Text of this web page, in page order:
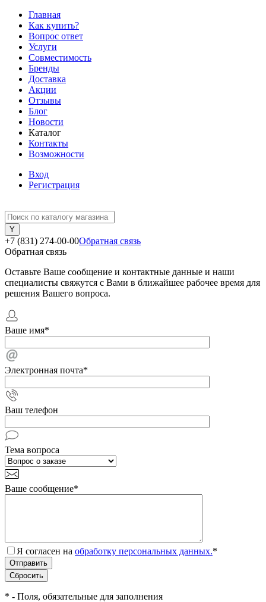
Главная
Как купить?
Вопрос ответ
Услуги
Совместимость
Бренды
Доставка
Акции
Отзывы
Блог
Новости
Каталог
Контакты
Возможности
Вход
Регистрация
+7 (831) 274-00-00Обратная связь
Обратная связь
Оставьте Ваше сообщение и контактные данные и наши
специалисты свяжутся с Вами в ближайшее рабочее время для
решения Вашего вопроса.
Ваше имя*
Электронная почта*
Ваш телефон
Тема вопроса
Ваше сообщение*
Я согласен на обработку персональных данных.*
* - Поля, обязательные для заполнения